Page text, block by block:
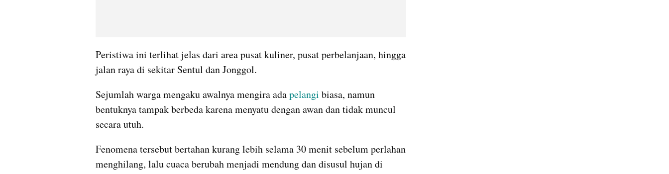
Peristiwa ini terlihat jelas dari area pusat kuliner, pusat perbelanjaan, hingga
jalan raya di sekitar Sentul dan Jonggol.
Sejumlah warga mengaku awalnya mengira ada pelangi biasa, namun
bentuknya tampak berbeda karena menyatu dengan awan dan tidak muncul
secara utuh.
Fenomena tersebut bertahan kurang lebih selama 30 menit sebelum perlahan
menghilang, lalu cuaca berubah menjadi mendung dan disusul hujan di